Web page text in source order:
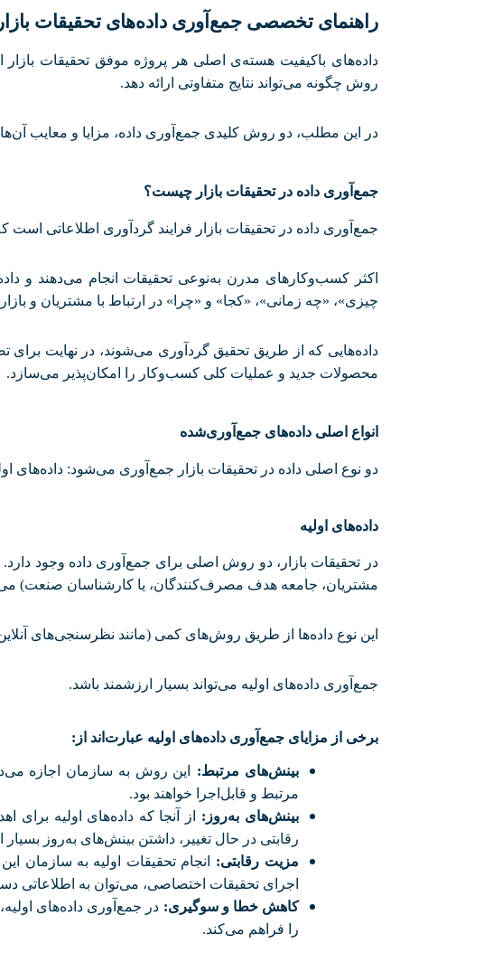
راهنمای تخصصی جمع‌آوری داده‌های تحقیقات
داده‌های باکیفیت هسته‌ی اصلی هر پروژه موفق تحقیقات
روش چگونه می‌تواند نتایج متفاوتی ارائه دهد.
در این مطلب، دو روش کلیدی جمع‌آوری داده، مزایا و معایب
جمع‌آوری داده در تحقیقات بازار چیست؟
جمع‌آوری داده در تحقیقات بازار فرایند گردآوری اطلاعاتی
اکثر کسب‌وکارهای مدرن به‌نوعی تحقیقات انجام می‌دهند و
چیزی»، «چه زمانی»، «کجا» و «چرا» در ارتباط با مشتریان و
داده‌هایی که از طریق تحقیق گردآوری می‌شوند، در نهایت برای
محصولات جدید و عملیات کلی کسب‌وکار را امکان‌پذیر می‌سازد.
انواع اصلی داده‌های جمع‌آوری‌شده
دو نوع اصلی داده در تحقیقات بازار جمع‌آوری می‌شود: داده‌های
داده‌های اولیه
در تحقیقات بازار، دو روش اصلی برای جمع‌آوری داده وجود
مشتریان، جامعه هدف مصرف‌کنندگان، یا کارشناسان صنعت)
این نوع داده‌ها از طریق روش‌های کمی (مانند نظرسنجی‌های
جمع‌آوری داده‌های اولیه می‌تواند بسیار ارزشمند باشد.
برخی از مزایای جمع‌آوری داده‌های اولیه عبارت‌اند از :
بینش‌های مرتبط:
این روش به سازمان اجازه
مرتبط و قابل‌اجرا خواهند بود.
بینش‌های به‌روز :
از آنجا که داده‌های اولیه
رقابتی در حال تغییر، داشتن بینش‌های به‌روز
مزیت رقابتی:
انجام تحقیقات اولیه به سازمان
اجرای تحقیقات اختصاصی، می‌توان به اطلاعاتی
کاهش خطا و سوگیری: در جمع‌آوری داده‌های
را فراهم می‌کند.